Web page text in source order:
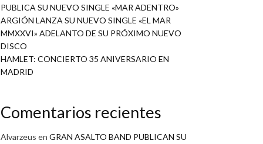
PUBLICA SU NUEVO SINGLE «MAR ADENTRO»
ARGIÓN LANZA SU NUEVO SINGLE «EL MAR
MMXXVI» ADELANTO DE SU PRÓXIMO NUEVO
DISCO
HAMLET: CONCIERTO 35 ANIVERSARIO EN
MADRID
Comentarios recientes
Alvarzeus en GRAN ASALTO BAND PUBLICAN SU